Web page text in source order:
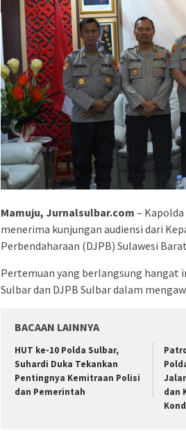
Mamuju, Jurnalsulbar.com –
menerima kunjungan audiensi dari
Perbendaharaan (DJPB) Sulawesi
Pertemuan yang berlangsung
Sulbar dan DJPB Sulbar dalam
BACAAN LAINNYA
HUT ke-10 Polda Sulbar,
Suhardi Duka Tekankan
Pentingnya Kemitraan Polisi
dan Pemerintah
dan